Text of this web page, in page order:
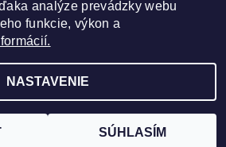
Vytvoril Shoptet
tržeb je prodávající povinen
Zároveň je povinen zaevidovat
analýze prevádzky webu
funkcie, výkon a
NASTAVENIE
SÚHLASÍM